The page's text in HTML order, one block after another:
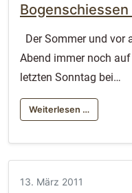
Der Sommer und vor
Abend immer noch
letzten Sonntag bei…
Weiterlesen …
13. März 2011